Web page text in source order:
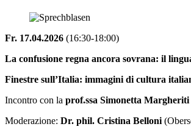
Fr. 17.04.2026 (16:30-18:00)
La confusione regna ancora sovrana: il
Finestre sull’Italia: immagini di cultura
Incontro con la prof.ssa Simonetta Margheriti
Moderazione: Dr. phil. Cristina Belloni